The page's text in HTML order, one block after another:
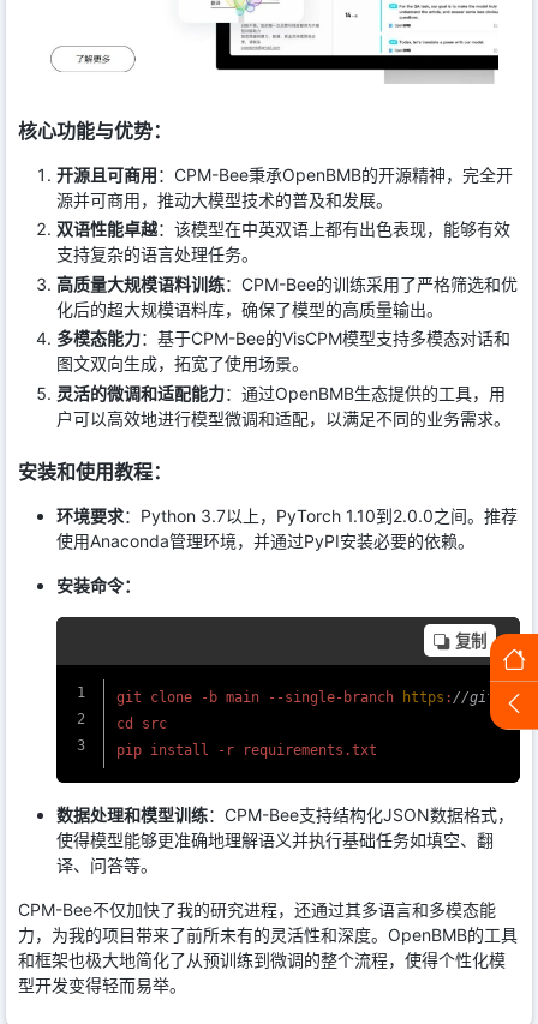
核心功能与优势：
开源且可商用：CPM-Bee秉承OpenBMB的开源精神，完全开
源并可商用，推动大模型技术的普及和发展。
双语性能卓越：该模型在中英双语上都有出色表现，能够有效
支持复杂的语言处理任务。
高质量大规模语料训练：CPM-Bee的训练采用了严格筛选和优
化后的超大规模语料库，确保了模型的高质量输出。
多模态能力：基于CPM-Bee的VisCPM模型支持多模态对话和
图文双向生成，拓宽了使用场景。
灵活的微调和适配能力：通过OpenBMB生态提供的工具，用
户可以高效地进行模型微调和适配，以满足不同的业务需求。
安装和使用教程：
环境要求：Python 3.7以上，PyTorch 1.10到2.0.0之间。推荐
使用Anaconda管理环境，并通过PyPI安装必要的依赖。
安装命令：
复制
git clone -b main --single-branch https ://
cd src
pip install -r requirements.txt
数据处理和模型训练：CPM-Bee支持结构化JSON数据格式，
使得模型能够更准确地理解语义并执行基础任务如填空、翻
译、问答等。
CPM-Bee不仅加快了我的研究进程，还通过其多语言和多模态能
力，为我的项目带来了前所未有的灵活性和深度。OpenBMB的工具
和框架也极大地简化了从预训练到微调的整个流程，使得个性化模
型开发变得轻而易举。